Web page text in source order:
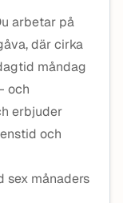
arbetar på
där cirka
måndag
och
erbjuder
och
sex månaders